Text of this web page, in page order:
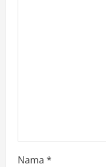
g
Nama *